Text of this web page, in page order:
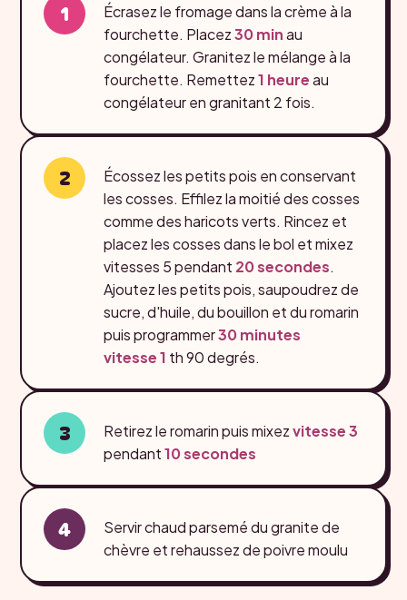
Écrasez le fromage dans la crème à la
fourchette. Placez30 minau
congélateur. Granitez le mélange à la
fourchette. Remettez1 heureau
congélateur en granitant 2 fois.
Écossez les petits pois en conservant
les cosses. Effilez la moitié des cosses
comme des haricots verts. Rincez et
placez les cosses dans le bol et mixez
vitesses 5 pendant 20 secondes.
Ajoutez les petits pois, saupoudrez de
sucre, d'huile, du bouillon et du romarin
puis programmer30 minutes
vitesse 1 th 90 degrés.
Retirez le romarin puis mixezvitesse 3
pendant10 secondes
Servir chaud parsemé du granite de
chèvre et rehaussez de poivre moulu